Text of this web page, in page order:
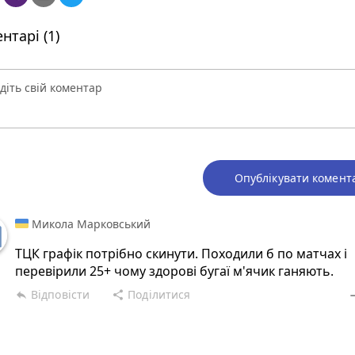
(1)
Опублікувати
Микола Марковський
ТЦК графік потрібно скинути. Походили б по матчах і
перевірили 25+ чому здорові бугаї м'ячик ганяють.
reply Відповісти share Поділитися